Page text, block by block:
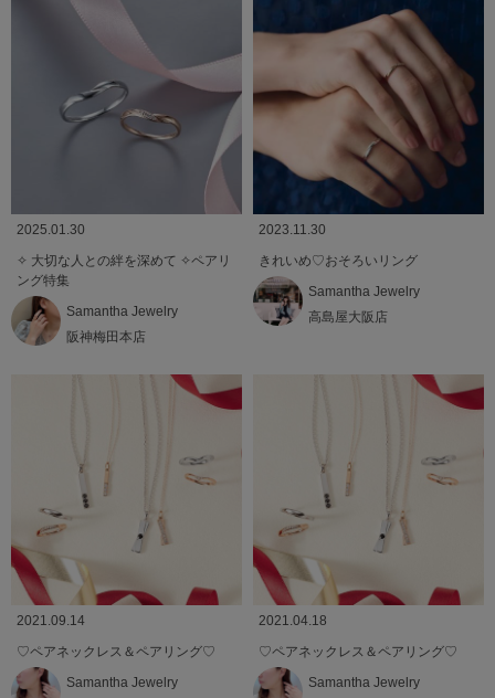
2025.01.30
✧ 大切な人との絆を深めて ✧ペアリ
ング特集
Samantha Jewelry
阪神梅田本店
2023.11.30
きれいめ♡おそろいリング
Samantha Jewelry
高島屋大阪店
2021.09.14
♡ペアネックレス＆ペアリング♡
Samantha Jewelry
2021.04.18
♡ペアネックレス＆ペアリング♡
Samantha Jewelry